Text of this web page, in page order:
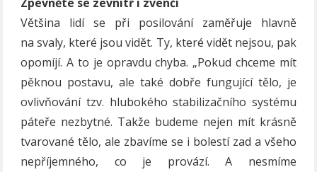
Většina lidí se při posilování zaměřuje hlavně
na svaly, které jsou vidět. Ty, které vidět nejsou, pak
opomíjí. A to je opravdu chyba. „Pokud chceme mít
pěknou postavu, ale také dobře fungující tělo, je
ovlivňování tzv. hlubokého stabilizačního systému
páteře nezbytné. Takže budeme nejen mít krásně
tvarované tělo, ale zbavíme se i bolestí zad a všeho
nepříjemného, co je provází. A nesmíme